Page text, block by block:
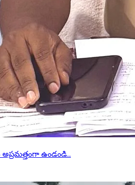
అప్రమత్తంగా ఉండండి..